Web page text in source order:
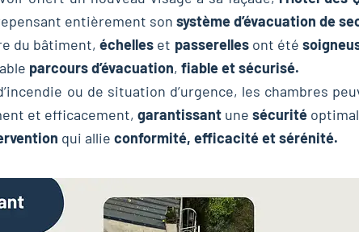
entièrement son système d’évacuation de
du bâtiment,échelles et passerellesont été
parcours d’évacuation, fiable et sécurisé.
ou de situation d’urgence, les chambres
et efficacement, garantissant une sécurité
qui allie conformité, efficacité et sérénité.